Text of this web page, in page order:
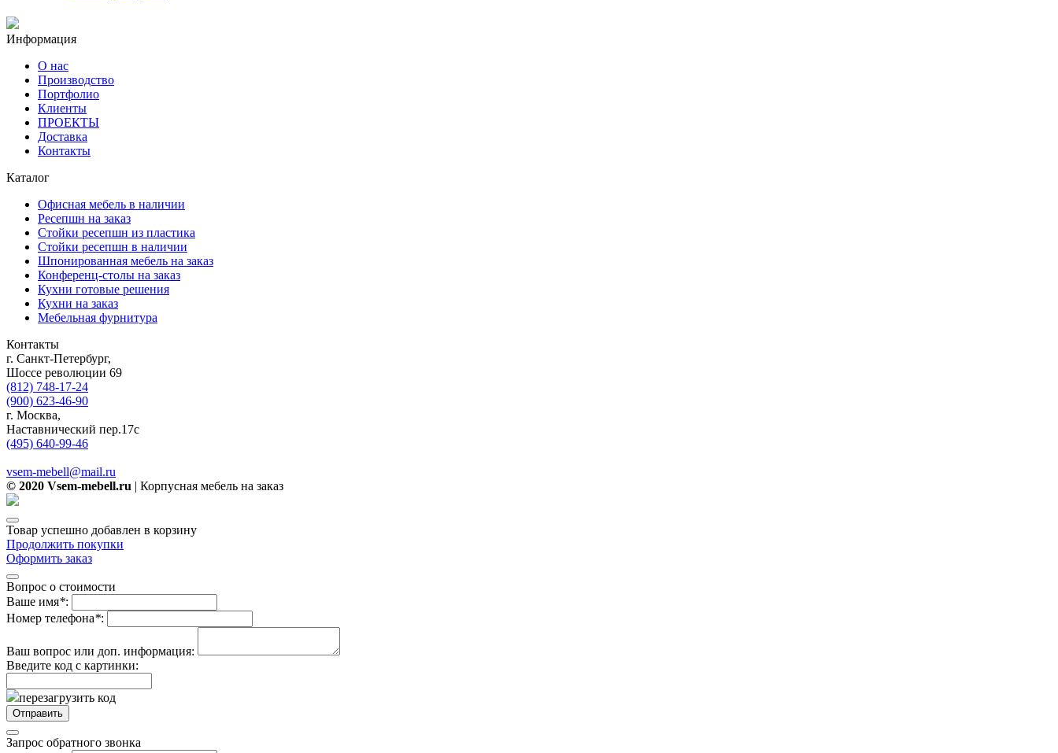
Информация
О нас
Производство
Портфолио
Клиенты
ПРОЕКТЫ
Доставка
Контакты
Каталог
Офисная мебель в наличии
Ресепшн на заказ
Стойки ресепшн из пластика
Стойки ресепшн в наличии
Шпонированная мебель на заказ
Конференц-столы на заказ
Кухни готовые решения
Кухни на заказ
Мебельная фурнитура
Контакты
г. Санкт-Петербург,
Шоссе революции 69
(812) 748-17-24
(900) 623-46-90
г. Москва,
Наставнический пер.17с
(495) 640-99-46
vsem-mebell@mail.ru
© 2020 Vsem-mebell.ru | Корпусная мебель на заказ
Товар успешно добавлен в корзину
Продолжить покупки
Оформить заказ
Вопрос о стоимости
Ваше имя*:
Номер телефона*:
Ваш вопрос или доп. информация:
Введите код с картинки:
перезагрузить код
Запрос обратного звонка